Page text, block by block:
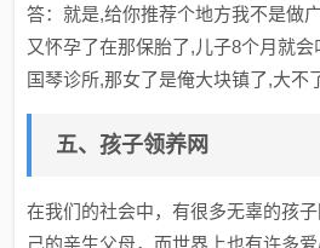
答：就是,给你推荐个地方我不是做
又怀孕了在那保胎了,儿子8个月就
国琴诊所,那女了是俺大块镇了,大不
五、孩子领养网
在我们的社会中，有很多无辜的孩
己的亲生父母，而世界上也有许多